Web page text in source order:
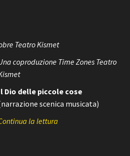
Teatro Kismet
coproduzione Time Zones Teatro
Dio delle piccole cose
scenica musicata)
la lettura